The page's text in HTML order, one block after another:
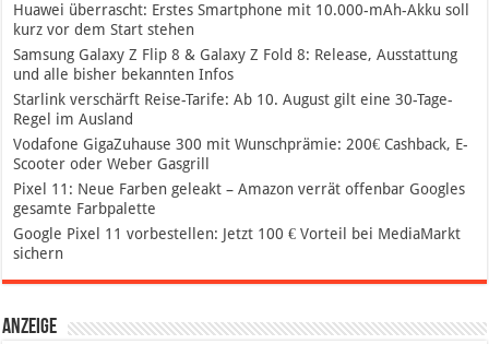
Huawei überrascht: Erstes Smartphone mit 10.000-mAh-Akku soll
kurz vor dem Start stehen
Samsung Galaxy Z Flip 8 & Galaxy Z Fold 8: Release, Ausstattung
und alle bisher bekannten Infos
Starlink verschärft Reise-Tarife: Ab 10. August gilt eine 30-Tage-
Regel im Ausland
Vodafone GigaZuhause 300 mit Wunschprämie: 200€ Cashback, E-
Scooter oder Weber Gasgrill
Pixel 11: Neue Farben geleakt – Amazon verrät offenbar Googles
gesamte Farbpalette
Google Pixel 11 vorbestellen: Jetzt 100 € Vorteil bei MediaMarkt
sichern
Anzeige